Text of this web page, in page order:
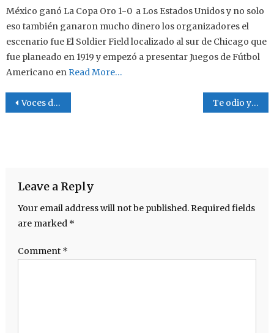
México ganó La Copa Oro 1-0 a Los Estados Unidos y no solo
eso también ganaron mucho dinero los organizadores el
escenario fue El Soldier Field localizado al sur de Chicago que
fue planeado en 1919 y empezó a presentar Juegos de Fútbol
Americano en Read More…
Post navigation
Voces de Coahuila Te odio y te quiero
Leave a Reply
Your email address will not be published. Required fields
are marked *
Comment *